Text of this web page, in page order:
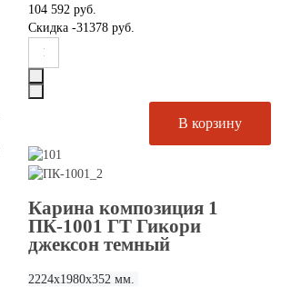
104 592 руб.
Скидка -31378 руб.
Карина композиция 1
ПК-1001 ГТ Гикори
джексон темный
2224х1980х352 мм.